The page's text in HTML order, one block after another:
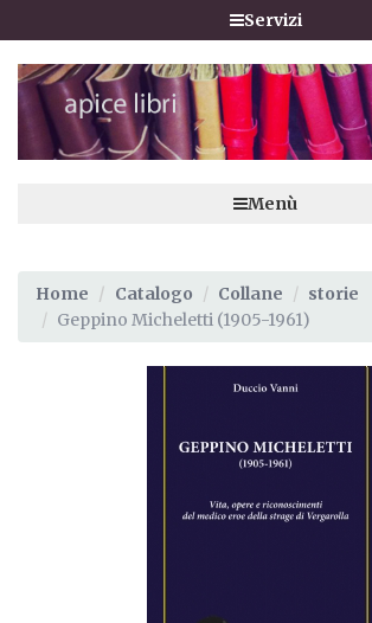
Servizi
Menù
Home Catalogo Collane
storie
Geppino Micheletti (1905-1961)